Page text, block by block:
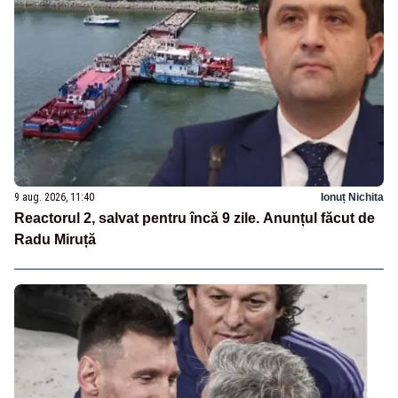
9 aug. 2026, 11:40 Ionuț Nichita
Reactorul 2, salvat pentru încă 9 zile. Anunțul făcut de
Radu Miruță